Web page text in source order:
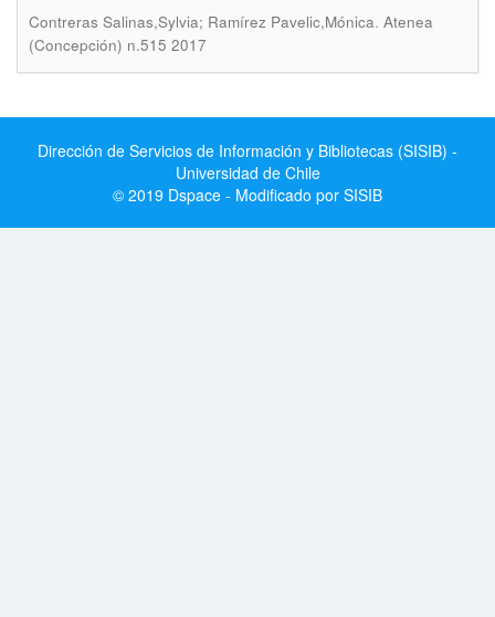
Contreras Salinas,Sylvia; Ramírez Pavelic,Mónica. Atenea
(Concepción) n.515 2017
Dirección de Servicios de Información y Bibliotecas (SISIB) -
Universidad de Chile
© 2019 Dspace - Modificado por SISIB